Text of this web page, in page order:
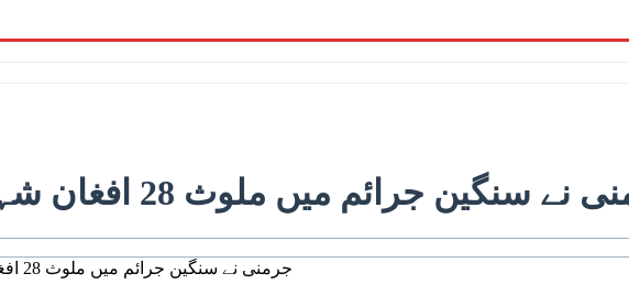
سنگین جرائم میں ملوث 28 افغان شہریوں کو ڈی پورٹ کردیا
جرمنی نے سنگین جرائم میں ملوث 28 افغان شہریوں کو ڈی پورٹ کردیا